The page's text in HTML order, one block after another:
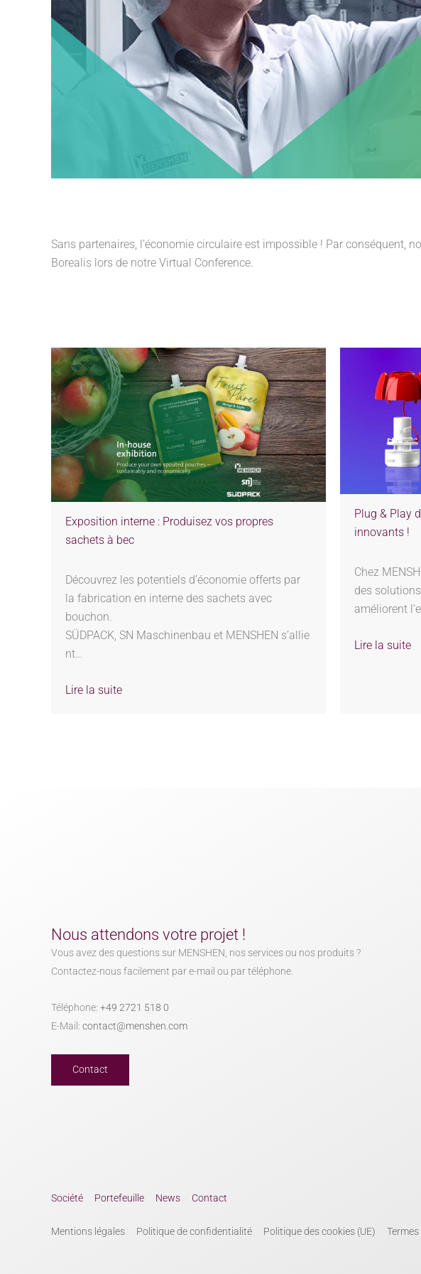
Sans partenaires, l’économie circulaire est impossible ! Par conséquent,
Borealis lors de notre Virtual Conference.
Exposition interne : Produisez vos propres
sachets à bec
Découvrez les potentiels d’économie offerts par
la fabrication en interne des sachets avec
bouchon.
SÜDPACK, SN Maschinenbau et MENSHEN s’allie
nt…
Lire la suite
Plug & Play
innovants !
Chez
des
améliorent
Lire la suite
Nous attendons votre projet !
Vous avez des questions sur MENSHEN, nos services ou nos produits ?
Contactez-nous facilement par e-mail ou par téléphone.
Téléphone: +49 2721 518 0
E-Mail: contact@menshen.com
Contact
Société Portefeuille News Contact
Mentions légales Politique de confidentialité Politique des cookies (UE)